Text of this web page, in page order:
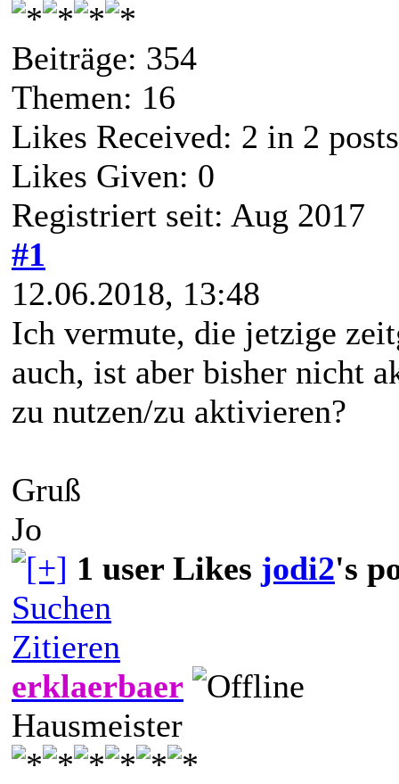
Beiträge: 354
Themen: 16
Likes Received: 2 in 2 posts
Likes Given: 0
Registriert seit: Aug 2017
#1
12.06.2018, 13:48
Ich vermute, die jetzige
auch, ist aber bisher nicht
zu nutzen/zu aktivieren?
Gruß
Jo
1 user Likes jodi2's
Suchen
Zitieren
erklaerbaer
Hausmeister